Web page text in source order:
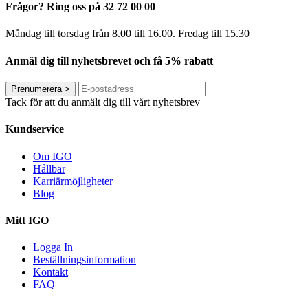
Frågor? Ring oss på 32 72 00 00
Måndag till torsdag från 8.00 till 16.00. Fredag ​​till 15.30
Anmäl dig till nyhetsbrevet och få 5% rabatt
Prenumerera>
Tack för att du anmält dig till vårt nyhetsbrev
Kundservice
Om IGO
Hållbar
Karriärmöjligheter
Blog
Mitt IGO
Logga In
Beställningsinformation
Kontakt
FAQ